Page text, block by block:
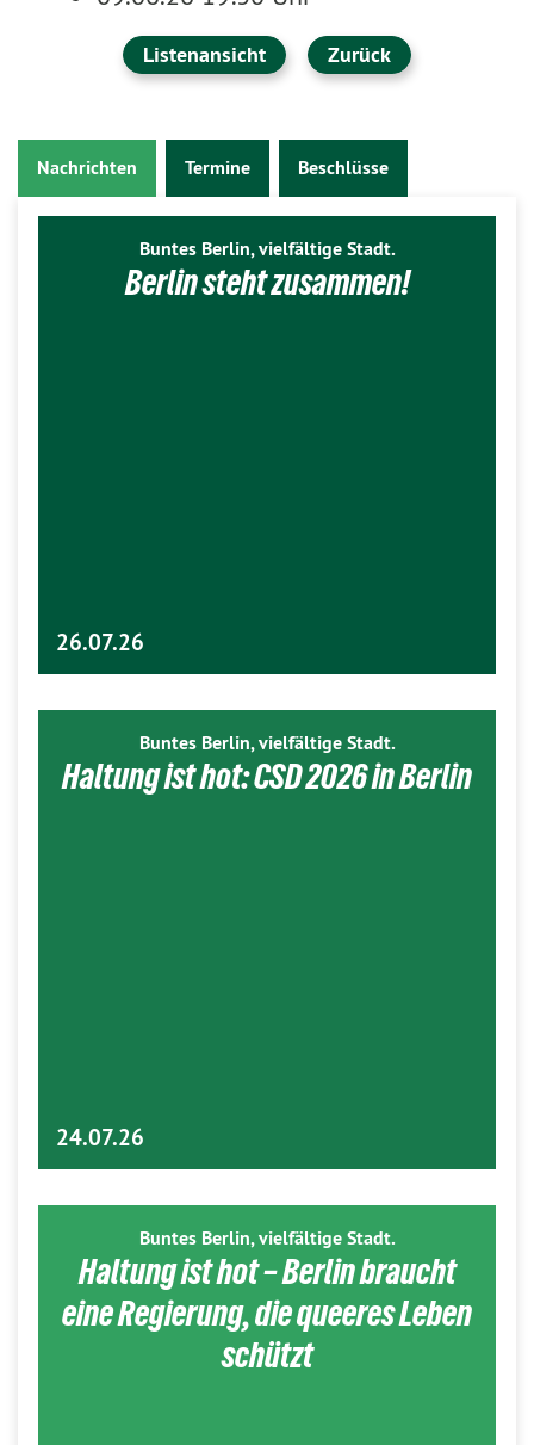
Listenansicht Zurück
Nachrichten Termine Beschlüsse
Buntes Berlin, vielfältige Stadt.
Berlin steht zusammen!
26.07.26
Buntes Berlin, vielfältige Stadt.
Haltung ist hot: CSD 2026 in Berlin
24.07.26
Buntes Berlin, vielfältige Stadt.
Haltung ist hot – Berlin braucht
eine Regierung, die queeres Leben
schützt